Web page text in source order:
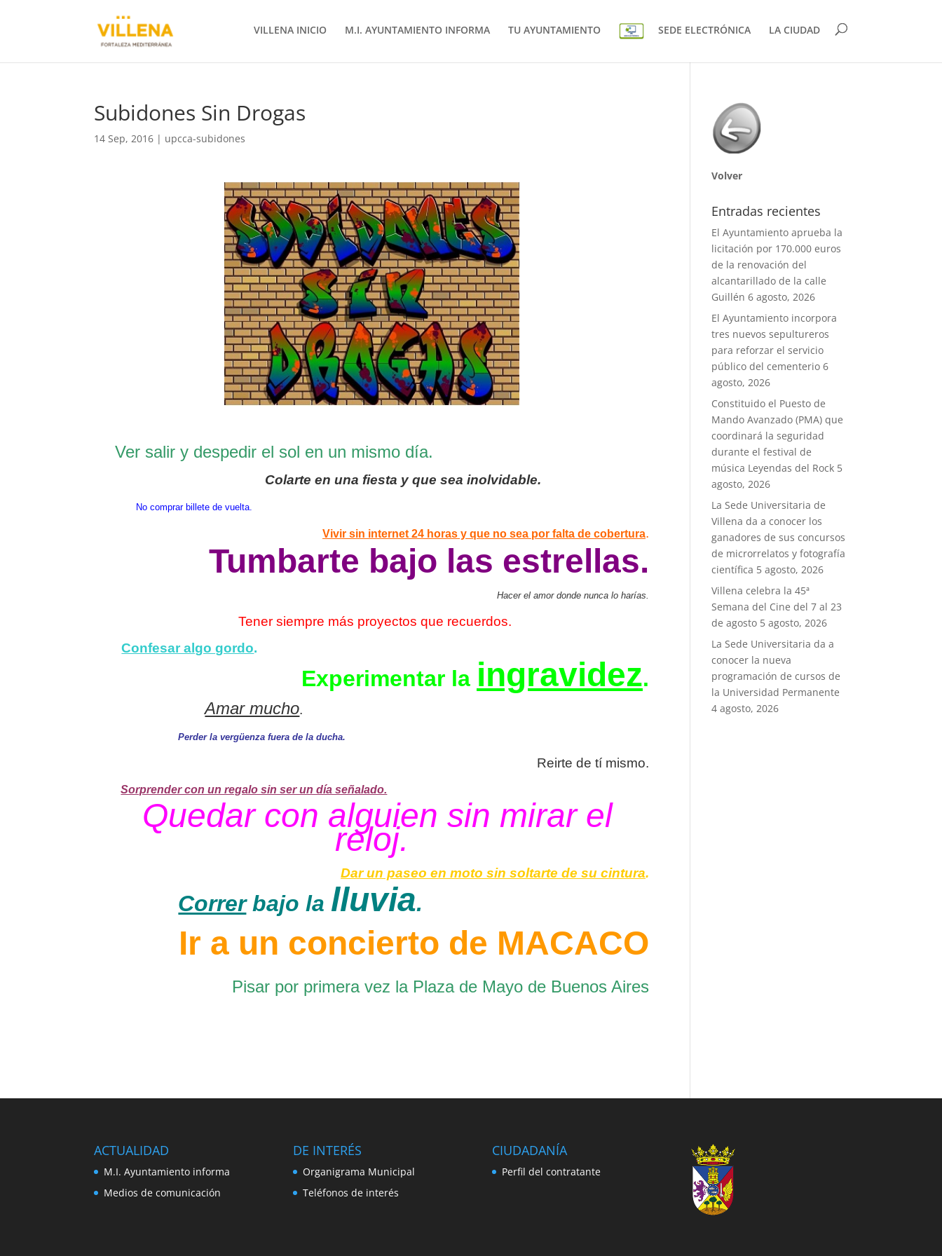
VILLENA INICIO M.I. AYUNTAMIENTO INFORMA TU AYUNTAMIENTO SEDE ELECTRÓNICA LA CIUDAD
Subidones Sin Drogas
14 Sep, 2016 | upcca-subidones
Ver salir y despedir el sol en un mismo día.
Colarte en una fiesta y que sea inolvidable.
No comprar billete de vuelta.
Vivir sin internet 24 horas y que no sea por falta de cobertura.
Tumbarte bajo las estrellas.
Hacer el amor donde nunca lo harías.
Tener siempre más proyectos que recuerdos.
Confesar algo gordo.
Experimentar la ingravidez.
Amar mucho.
Perder la vergüenza fuera de la ducha.
Reirte de tí mismo.
Sorprender con un regalo sin ser un día señalado.
Quedar con alguien sin mirar el
reloj.
Dar un paseo en moto sin soltarte de su cintura.
Correrbajo la lluvia.
Ir a un concierto de MACACO
Pisar por primera vez la Plaza de Mayo de Buenos Aires
Volver
Entradas recientes
El Ayuntamiento aprueba la
licitación por 170.000 euros
de la renovación del
alcantarillado de la calle
Guillén 6 agosto, 2026
El Ayuntamiento incorpora
tres nuevos sepultureros
para reforzar el servicio
público del cementerio 6
agosto, 2026
Constituido el Puesto de
Mando Avanzado (PMA) que
coordinará la seguridad
durante el festival de
música Leyendas del Rock 5
agosto, 2026
La Sede Universitaria de
Villena da a conocer los
ganadores de sus concursos
de microrrelatos y fotografía
científica 5 agosto, 2026
Villena celebra la 45ª
Semana del Cine del 7 al 23
de agosto 5 agosto, 2026
La Sede Universitaria da a
conocer la nueva
programación de cursos de
la Universidad Permanente
4 agosto, 2026
ACTUALIDAD
M.I. Ayuntamiento informa
Medios de comunicación
DE INTERÉS
Organigrama Municipal
Teléfonos de interés
CIUDADANÍA
Perfil del contratante